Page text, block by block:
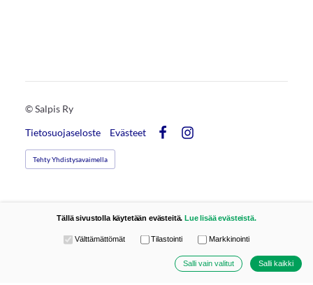
©Salpis Ry
Tietosuojaseloste
Evästeet
Tehty Yhdistysavaimella
Tällä sivustolla käytetään evästeitä.Lue lisää evästeistä.
Valitse käytettävät evästeet
Välttämättömät Tilastointi Markkinointi
Salli vain valitut Salli kaikki